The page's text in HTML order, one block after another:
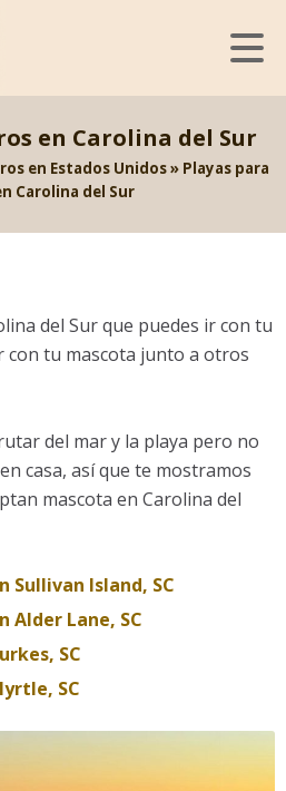
en Carolina del Sur
en Estados Unidos» Playas para
Carolina del Sur
del Sur que puedes ir con tu
tu mascota junto a otros
del mar y la playa pero no
casa, así que te mostramos
mascota en Carolina del
Sullivan Island, SC
Alder Lane, SC
SC
SC